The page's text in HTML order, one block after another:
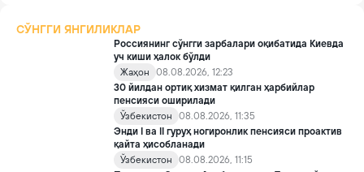
СЎНГГИ ЯНГИЛИКЛАР
Россиянинг сўнгги зарбалари оқибатида Киевда
уч киши ҳалок бўлди
Жаҳон
08.08.2026, 12:23
30 йилдан ортиқ хизмат қилган ҳарбийлар
пенсияси оширилади
Ўзбекистон
08.08.2026, 11:35
Энди I ва II гуруҳ ногиронлик пенсияси проактив
қайта ҳисобланади
Ўзбекистон
08.08.2026, 11:15